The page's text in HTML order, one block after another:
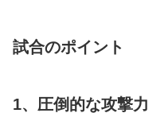
試合のポイント
1、圧倒的な攻撃力